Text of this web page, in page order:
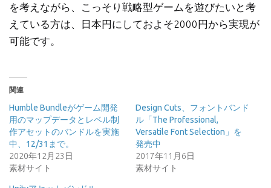
を考えながら、こっそり戦略型ゲームを遊びたいと考
えている方は、日本円にしておよそ2000円から実現が
可能です。
関連
Humble Bundleがゲーム開発
用のマップデータとレベル制
作アセットのバンドルを実施
中、12/31まで。
2020年12月23日
素材サイト
Design Cuts、フォントバンド
ル「The Professional,
Versatile Font Selection」を
発売中
2017年11月6日
素材サイト